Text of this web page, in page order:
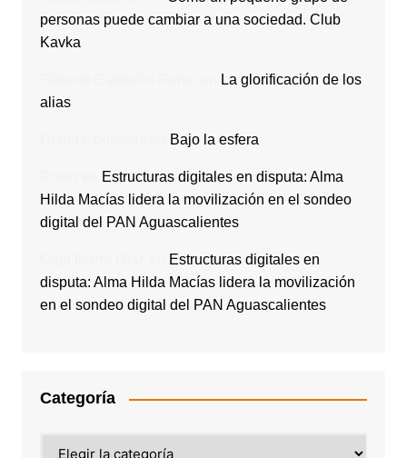
personas puede cambiar a una sociedad. Club
Kavka
La glorificación de los
alias
Bajo la esfera
Estructuras digitales en disputa: Alma
Hilda Macías lidera la movilización en el sondeo
digital del PAN Aguascalientes
Estructuras digitales en
disputa: Alma Hilda Macías lidera la movilización
en el sondeo digital del PAN Aguascalientes
Categoría